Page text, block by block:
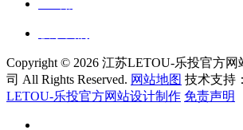
Copyright © 2026 江苏LETOU-乐投官方
司 All Rights Reserved. 网站地图 技术支持：
LETOU-乐投官方网站设计制作 免责声明